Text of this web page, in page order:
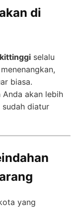
di
selalu
biasa.
Anda akan lebih
sudah diatur
yang